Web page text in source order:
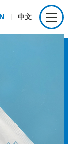
中文